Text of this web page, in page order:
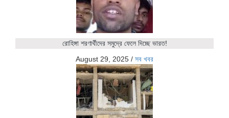
রোহিঙ্গা শরণার্থীদের সমুদ্রে ফেলে দিচ্ছে ভারত!
August 29, 2025 / সব খবর